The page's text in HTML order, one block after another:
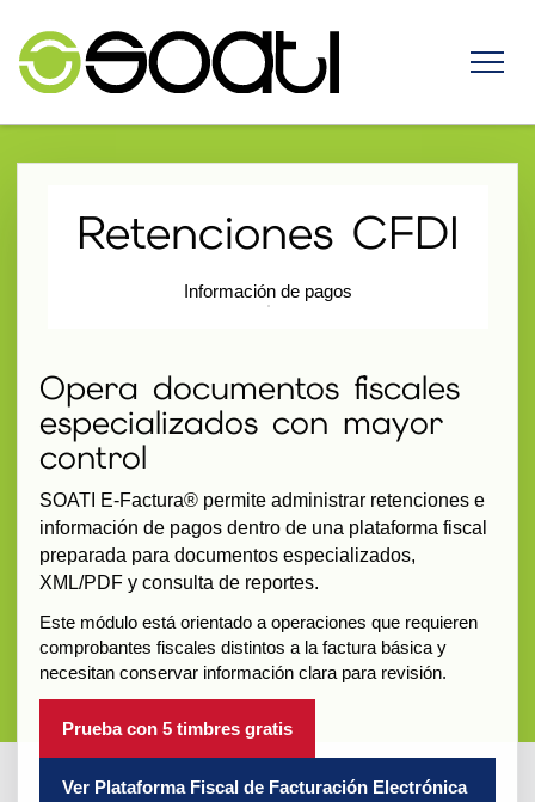
Retenciones CFDI
Información de pagos
Opera documentos fiscales
especializados con mayor
control
SOATI E-Factura® permite administrar retenciones e
información de pagos dentro de una plataforma fiscal
preparada para documentos especializados,
XML/PDF y consulta de reportes.
Este módulo está orientado a operaciones que requieren
comprobantes fiscales distintos a la factura básica y
necesitan conservar información clara para revisión.
Prueba con 5 timbres gratis
Ver Plataforma Fiscal de Facturación Electrónica